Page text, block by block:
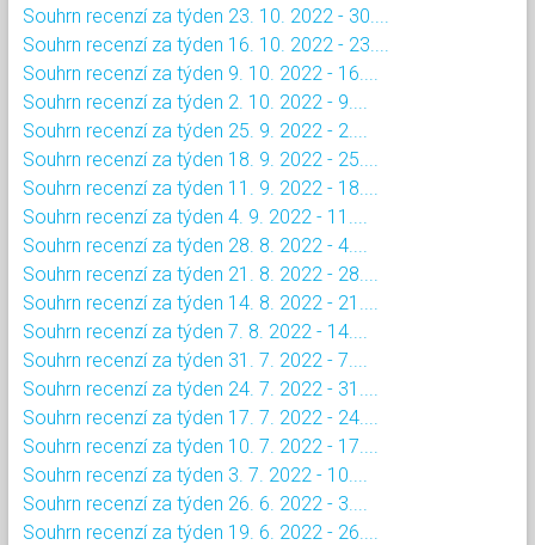
Souhrn recenzí za týden 23. 10. 2022 - 30....
Souhrn recenzí za týden 16. 10. 2022 - 23....
Souhrn recenzí za týden 9. 10. 2022 - 16....
Souhrn recenzí za týden 2. 10. 2022 - 9....
Souhrn recenzí za týden 25. 9. 2022 - 2....
Souhrn recenzí za týden 18. 9. 2022 - 25....
Souhrn recenzí za týden 11. 9. 2022 - 18....
Souhrn recenzí za týden 4. 9. 2022 - 11....
Souhrn recenzí za týden 28. 8. 2022 - 4....
Souhrn recenzí za týden 21. 8. 2022 - 28....
Souhrn recenzí za týden 14. 8. 2022 - 21....
Souhrn recenzí za týden 7. 8. 2022 - 14....
Souhrn recenzí za týden 31. 7. 2022 - 7....
Souhrn recenzí za týden 24. 7. 2022 - 31....
Souhrn recenzí za týden 17. 7. 2022 - 24....
Souhrn recenzí za týden 10. 7. 2022 - 17....
Souhrn recenzí za týden 3. 7. 2022 - 10....
Souhrn recenzí za týden 26. 6. 2022 - 3....
Souhrn recenzí za týden 19. 6. 2022 - 26....